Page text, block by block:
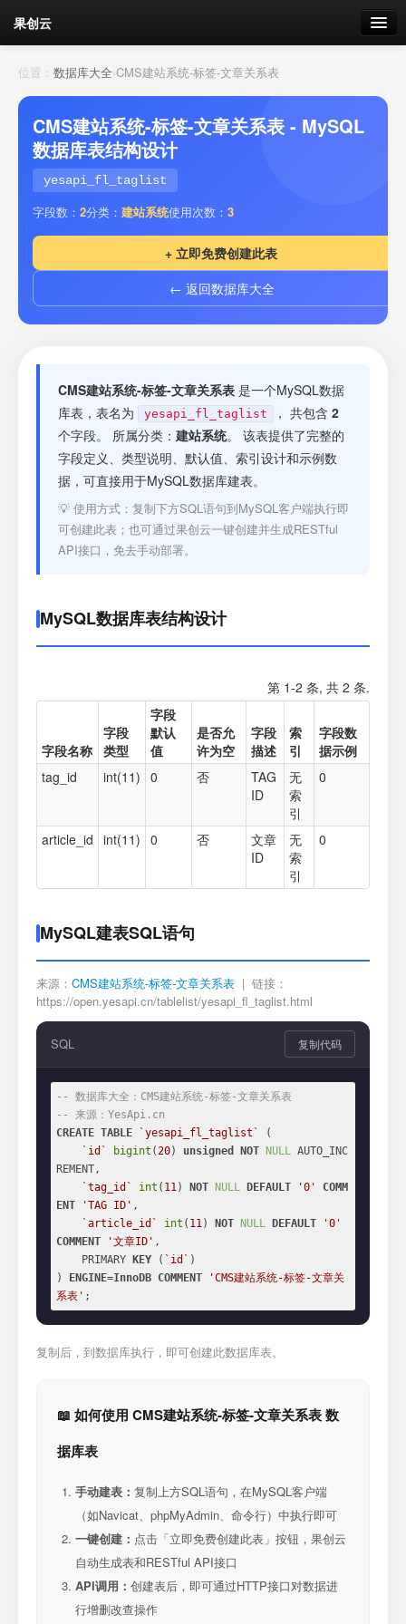
果创云
数据表单
API接口
云存储
流量 剩余接口流量
套餐
接口测试
位置： 数据库大全›CMS建站系统-标签-文章关系表
CMS建站系统-标签-文章关系表 - MySQL
数据库表结构设计
yesapi_fl_taglist
字段数： 2分类： 建站系统使用次数： 3
+ 立即免费创建此表
← 返回数据库大全
CMS建站系统-标签-文章关系表 是一个MySQL数据
库表，表名为
yesapi_fl_taglist ， 共包含 2
个字段。 所属分类： 建站系统。 该表提供了完整的
字段定义、类型说明、默认值、索引设计和示例数
据，可直接用于MySQL数据库建表。
💡 使用方式：复制下方SQL语句到MySQL客户端执行即
可创建此表；也可通过果创云一键创建并生成RESTful
API接口，免去手动部署。
MySQL数据库表结构设计
第 1-2 条, 共 2 条.
字段名称
字段
类型
字段
默认
值
是否允
许为空
字段
描述
索
引
字段数
据示例
tag_id
int(11) 0 否
TAG
ID
无
索
引
0
article_id int(11) 0 否
文章
ID
无
索
引
0
MySQL建表SQL语句
来源： CMS建站系统-标签-文章关系表 | 链接：
https://open.yesapi.cn/tablelist/yesapi_fl_taglist.html
SQL 复制代码
-- 数据库大全：CMS建站系统-标签-文章关系表
-- 来源：YesApi.cn
CREATE TABLE `yesapi_fl_taglist`
(
`id`
bigint (20) unsigned NOT NULL AUTO_INC
REMENT,
`tag_id`
int ( 11) NOT NULL DEFAULT '0'
COMM
ENT
'TAG ID' ,
`article_id`
int ( 11) NOT NULL DEFAULT
'0'
COMMENT
'文章ID' ,
    PRIMARY
KEY ( `id` )
)
ENGINE=InnoDB COMMENT
'CMS建站系统-标签-文章关
系表' ;
复制后，到数据库执行，即可创建此数据库表。
📖 如何使用 CMS建站系统-标签-文章关系表 数
据库表
手动建表： 复制上方SQL语句，在MySQL客户端
（如Navicat、phpMyAdmin、命令行）中执行即可
一键创建： 点击「立即免费创建此表」按钮，果创云
自动生成表和RESTful API接口
API调用： 创建表后，即可通过HTTP接口对数据进
行增删改查操作